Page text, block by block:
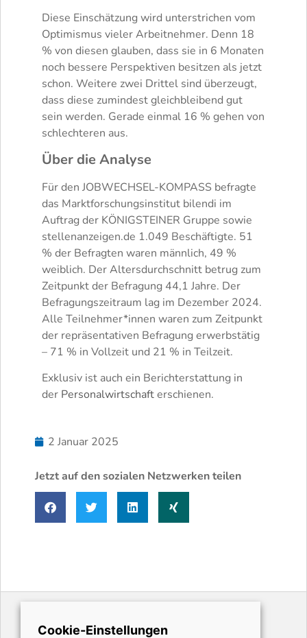
Diese Einschätzung wird unterstrichen vom
Optimismus vieler Arbeitnehmer. Denn 18
% von diesen glauben, dass sie in 6 Monaten
noch bessere Perspektiven besitzen als jetzt
schon. Weitere zwei Drittel sind überzeugt,
dass diese zumindest gleichbleibend gut
sein werden. Gerade einmal 16 % gehen von
schlechteren aus.
Über die Analyse
Für den JOBWECHSEL-KOMPASS befragte
das Marktforschungsinstitut bilendi im
Auftrag der KÖNIGSTEINER Gruppe sowie
stellenanzeigen.de 1.049 Beschäftigte. 51
% der Befragten waren männlich, 49 %
weiblich. Der Altersdurchschnitt betrug zum
Zeitpunkt der Befragung 44,1 Jahre. Der
Befragungszeitraum lag im Dezember 2024.
Alle Teilnehmer*innen waren zum Zeitpunkt
der repräsentativen Befragung erwerbstätig
– 71 % in Vollzeit und 21 % in Teilzeit.
Exklusiv ist auch ein Berichterstattung in
der Personalwirtschafterschienen.
2 Januar 2025
Jetzt auf den sozialen Netzwerken teilen
Cookie-Einstellungen